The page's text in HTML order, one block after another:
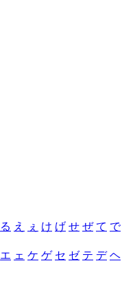
る え ぇ け げ せ ぜ て で
エ ェ ケ ゲ セ ゼ テ デ ヘ